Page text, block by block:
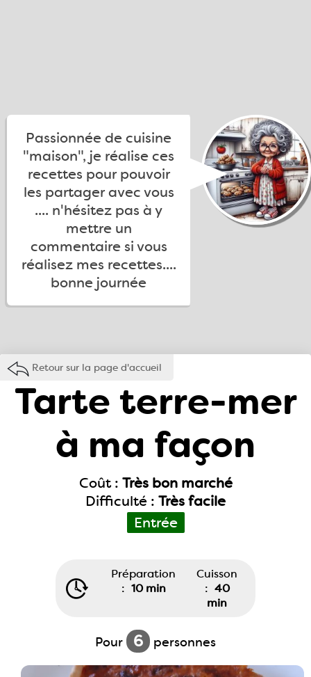
Passionnée de cuisine
"maison", je réalise ces
recettes pour pouvoir
les partager avec vous
.... n'hésitez pas à y
mettre un
commentaire si vous
réalisez mes recettes....
bonne journée
Retour sur la page d'accueil
Tarte terre-mer
à ma façon
Coût : Très bon marché
Difficulté : Très facile
Entrée
Préparation
: 10 min
Cuisson
: 40
min
Pour 6 personnes